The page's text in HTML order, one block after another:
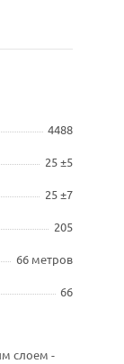
4488
25 ±5
25 ±7
205
66 метров
66
слоем -